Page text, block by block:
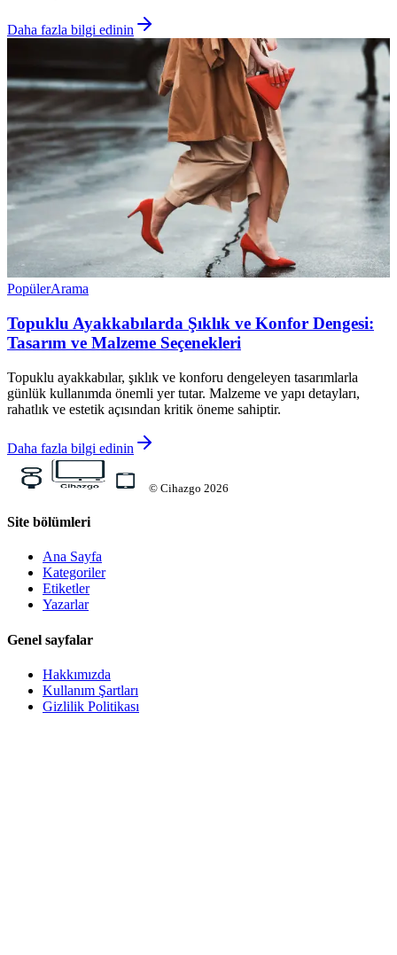
Daha fazla bilgi edinin
PopülerArama
Topuklu Ayakkabılarda Şıklık ve Konfor Dengesi:
Tasarım ve Malzeme Seçenekleri
Topuklu ayakkabılar, şıklık ve konforu dengeleyen tasarımlarla
günlük kullanımda önemli yer tutar. Malzeme ve yapı detayları,
rahatlık ve estetik açısından kritik öneme sahiptir.
Daha fazla bilgi edinin
© Cihazgo 2026
Site bölümleri
Ana Sayfa
Kategoriler
Etiketler
Yazarlar
Genel sayfalar
Hakkımızda
Kullanım Şartları
Gizlilik Politikası